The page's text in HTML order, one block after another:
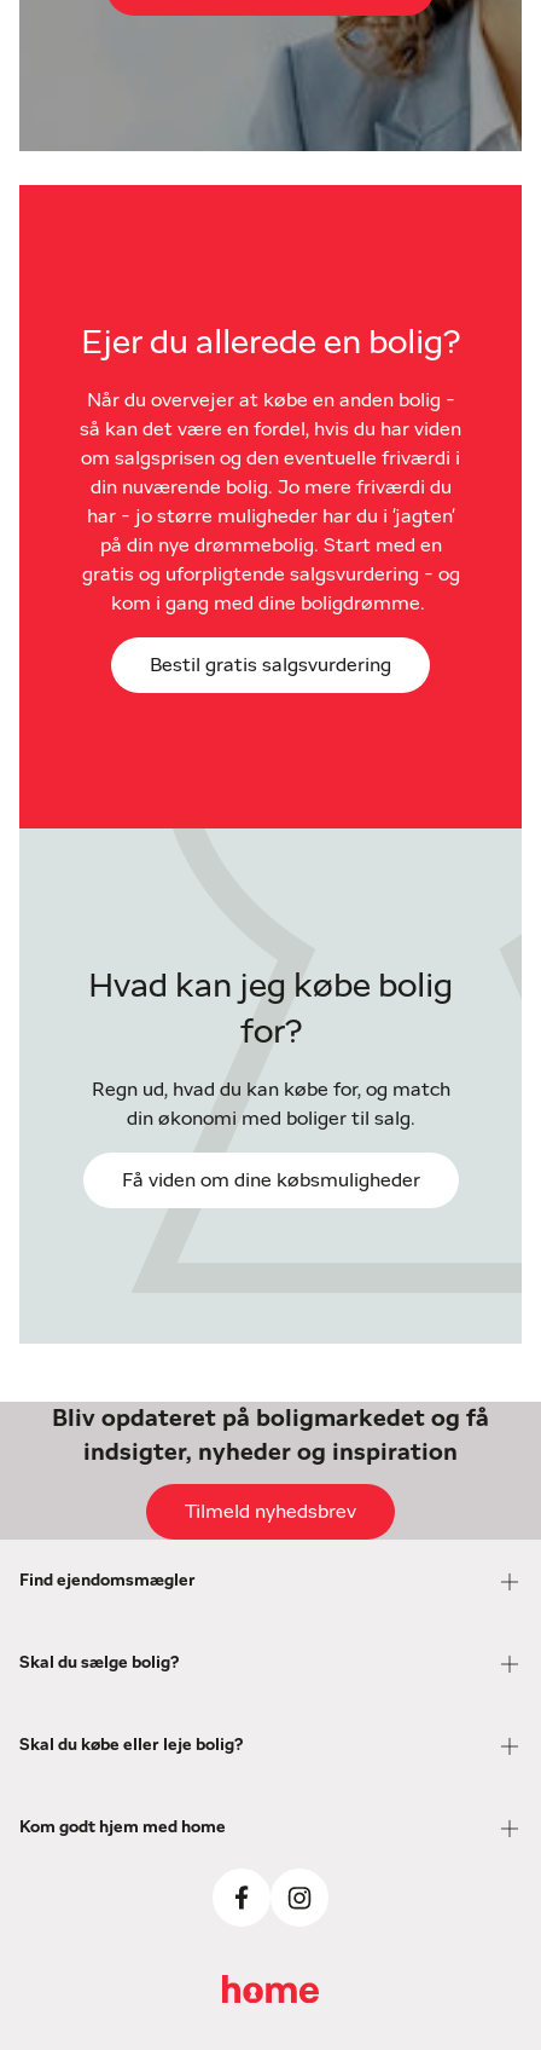
Ejer du allerede en bolig?
Når du overvejer at købe en anden bolig -
så kan det være en fordel, hvis du har viden
om salgsprisen og den eventuelle friværdi i
din nuværende bolig. Jo mere friværdi du
har - jo større muligheder har du i 'jagten'
på din nye drømmebolig. Start med en
gratis og uforpligtende salgsvurdering - og
kom i gang med dine boligdrømme.
Bestil gratis salgsvurdering
Hvad kan jeg købe bolig
for?
Regn ud, hvad du kan købe for, og match
din økonomi med boliger til salg.
Få viden om dine købsmuligheder
Bliv opdateret på boligmarkedet og få
indsigter, nyheder og inspiration
Tilmeld nyhedsbrev
Find ejendomsmægler
Skal du sælge bolig?
Skal du købe eller leje bolig?
Kom godt hjem med home